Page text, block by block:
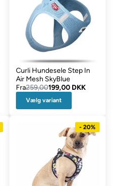
Curli Hundesele Step In
Air Mesh SkyBlue
Fra259,00199,00 DKK
Vælg variant
- 20%